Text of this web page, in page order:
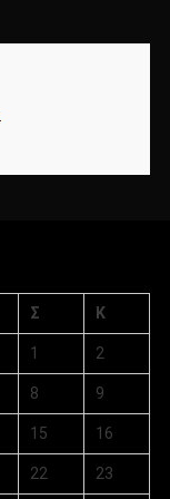
Σ Κ
1 2
8 9
15 16
22 23